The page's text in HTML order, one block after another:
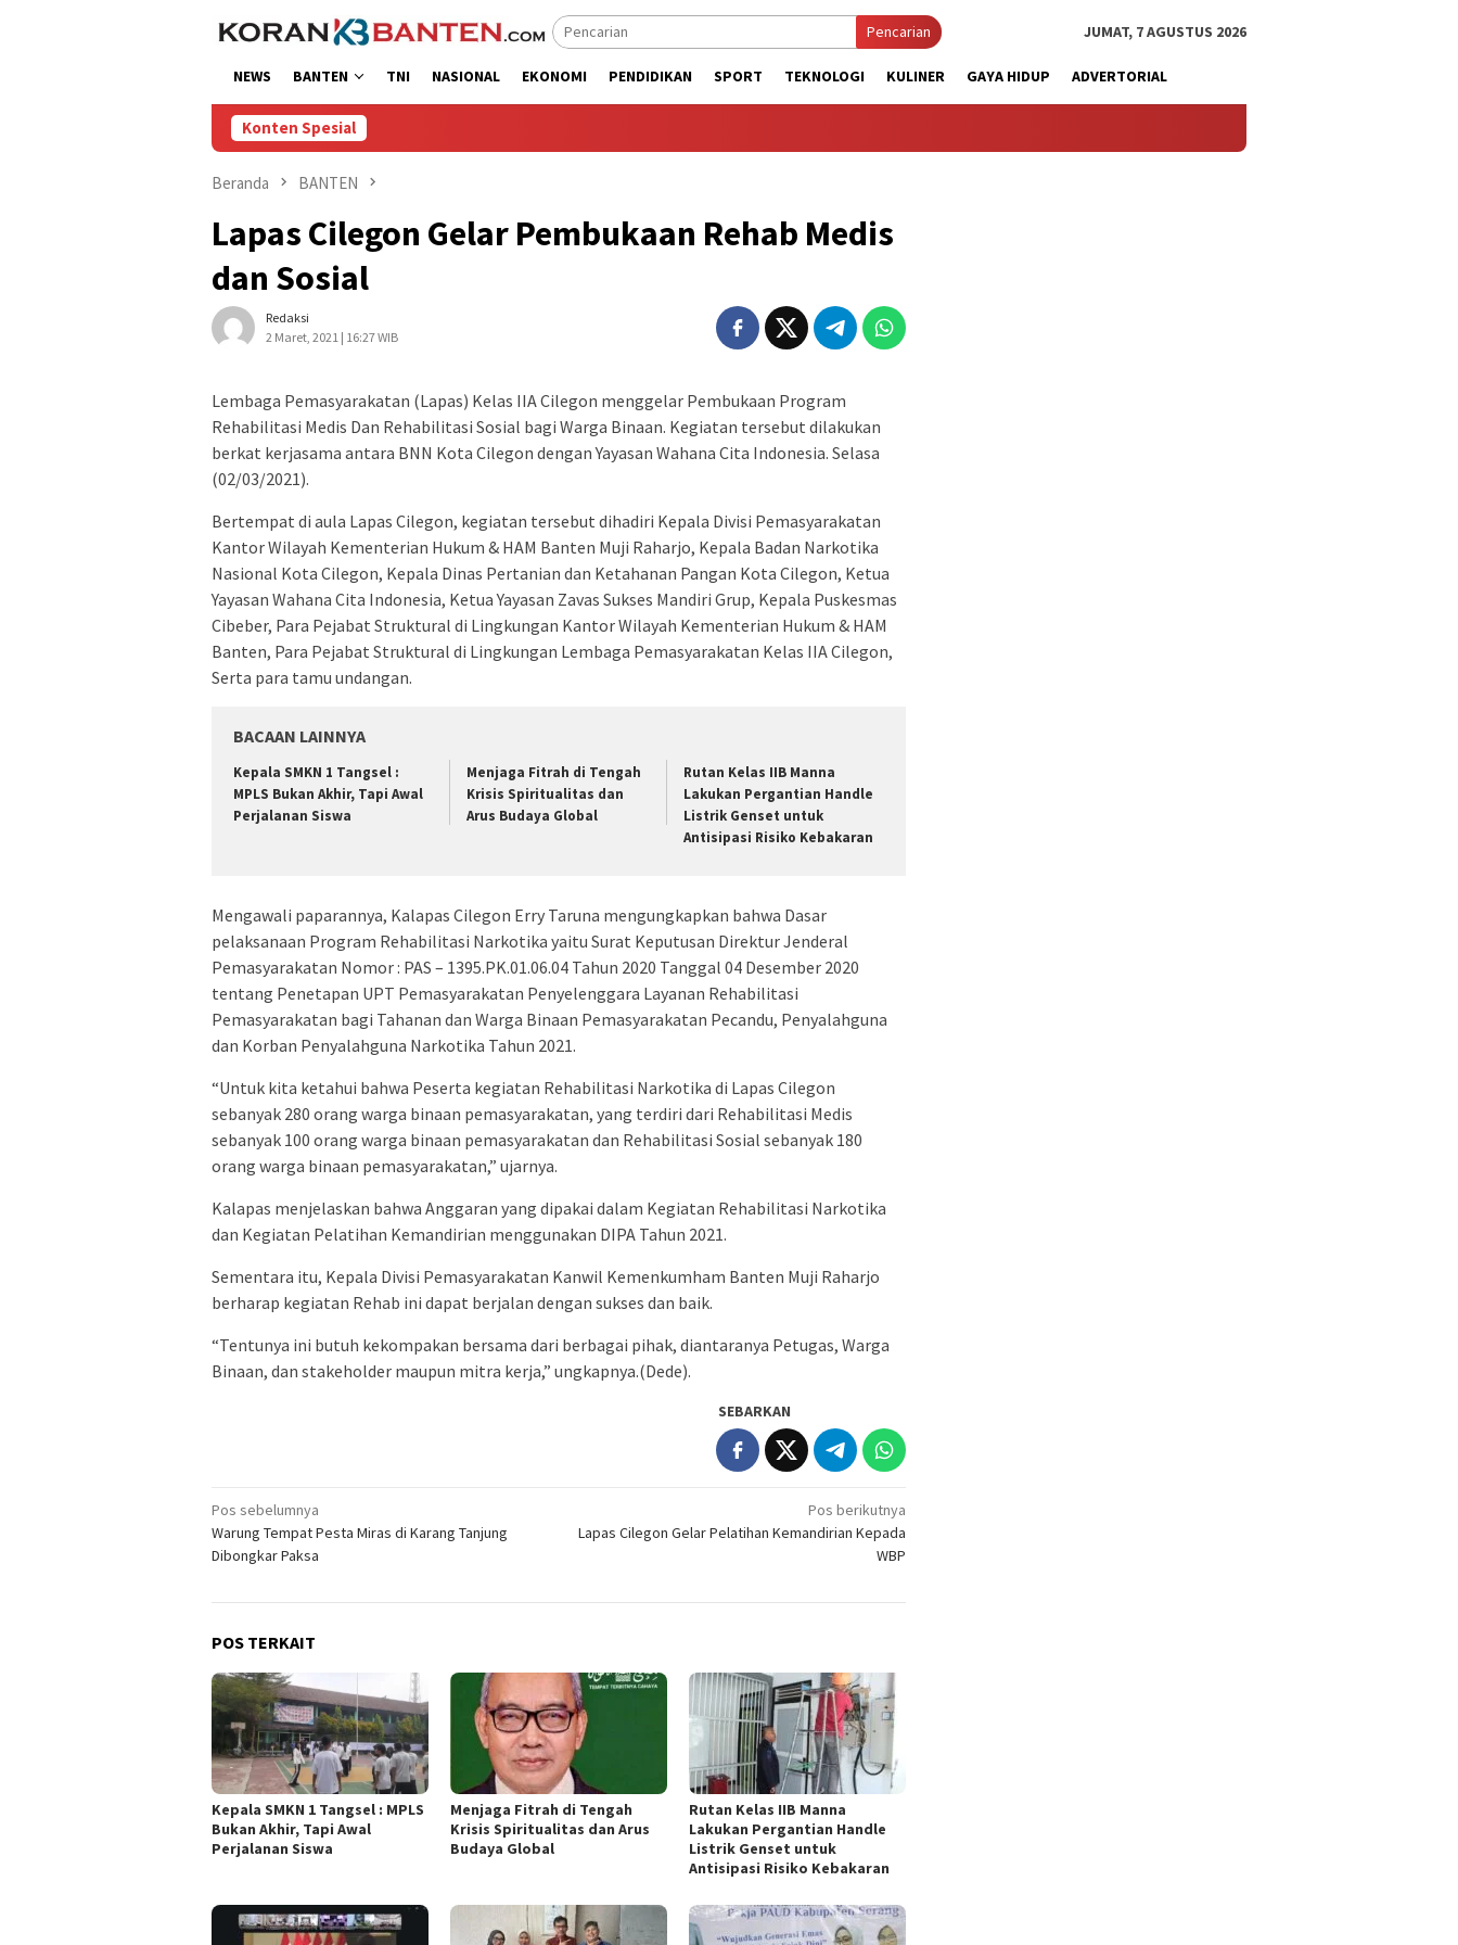
Pencarian JUMAT, 7 AGUSTUS 2026
NEWS BANTEN TNI NASIONAL EKONOMI PENDIDIKAN SPORT TEKNOLOGI KULINER GAYA HIDUP ADVERTORIAL
Konten Spesial
Beranda BANTEN
Lapas Cilegon Gelar Pembukaan Rehab Medis
dan Sosial
Redaksi
2 Maret, 2021 | 16:27 WIB
Lembaga Pemasyarakatan (Lapas) Kelas IIA Cilegon menggelar Pembukaan Program
Rehabilitasi Medis Dan Rehabilitasi Sosial bagi Warga Binaan. Kegiatan tersebut dilakukan
berkat kerjasama antara BNN Kota Cilegon dengan Yayasan Wahana Cita Indonesia. Selasa
(02/03/2021).
Bertempat di aula Lapas Cilegon, kegiatan tersebut dihadiri Kepala Divisi Pemasyarakatan
Kantor Wilayah Kementerian Hukum & HAM Banten Muji Raharjo, Kepala Badan Narkotika
Nasional Kota Cilegon, Kepala Dinas Pertanian dan Ketahanan Pangan Kota Cilegon, Ketua
Yayasan Wahana Cita Indonesia, Ketua Yayasan Zavas Sukses Mandiri Grup, Kepala Puskesmas
Cibeber, Para Pejabat Struktural di Lingkungan Kantor Wilayah Kementerian Hukum & HAM
Banten, Para Pejabat Struktural di Lingkungan Lembaga Pemasyarakatan Kelas IIA Cilegon,
Serta para tamu undangan.
BACAAN LAINNYA
Kepala SMKN 1 Tangsel :
MPLS Bukan Akhir, Tapi Awal
Perjalanan Siswa
Menjaga Fitrah di Tengah
Krisis Spiritualitas dan
Arus Budaya Global
Rutan Kelas IIB Manna
Lakukan Pergantian Handle
Listrik Genset untuk
Antisipasi Risiko Kebakaran
Mengawali paparannya, Kalapas Cilegon Erry Taruna mengungkapkan bahwa Dasar
pelaksanaan Program Rehabilitasi Narkotika yaitu Surat Keputusan Direktur Jenderal
Pemasyarakatan Nomor : PAS – 1395.PK.01.06.04 Tahun 2020 Tanggal 04 Desember 2020
tentang Penetapan UPT Pemasyarakatan Penyelenggara Layanan Rehabilitasi
Pemasyarakatan bagi Tahanan dan Warga Binaan Pemasyarakatan Pecandu, Penyalahguna
dan Korban Penyalahguna Narkotika Tahun 2021.
“Untuk kita ketahui bahwa Peserta kegiatan Rehabilitasi Narkotika di Lapas Cilegon
sebanyak 280 orang warga binaan pemasyarakatan, yang terdiri dari Rehabilitasi Medis
sebanyak 100 orang warga binaan pemasyarakatan dan Rehabilitasi Sosial sebanyak 180
orang warga binaan pemasyarakatan,” ujarnya.
Kalapas menjelaskan bahwa Anggaran yang dipakai dalam Kegiatan Rehabilitasi Narkotika
dan Kegiatan Pelatihan Kemandirian menggunakan DIPA Tahun 2021.
Sementara itu, Kepala Divisi Pemasyarakatan Kanwil Kemenkumham Banten Muji Raharjo
berharap kegiatan Rehab ini dapat berjalan dengan sukses dan baik.
“Tentunya ini butuh kekompakan bersama dari berbagai pihak, diantaranya Petugas, Warga
Binaan, dan stakeholder maupun mitra kerja,” ungkapnya.(Dede).
SEBARKAN
Navigasi
pos
Pos sebelumnya
Warung Tempat Pesta Miras di Karang Tanjung
Dibongkar Paksa
Pos berikutnya
Lapas Cilegon Gelar Pelatihan Kemandirian Kepada
WBP
POS TERKAIT
Kepala SMKN 1 Tangsel : MPLS
Bukan Akhir, Tapi Awal
Perjalanan Siswa
Menjaga Fitrah di Tengah
Krisis Spiritualitas dan Arus
Budaya Global
Rutan Kelas IIB Manna
Lakukan Pergantian Handle
Listrik Genset untuk
Antisipasi Risiko Kebakaran